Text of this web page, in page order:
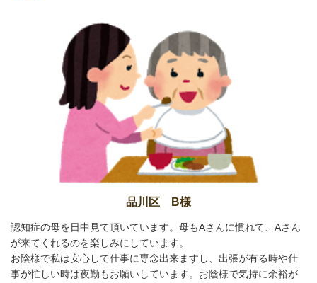
品川区 B様
認知症の母を日中見て頂いています。母もAさんに慣れて、Aさん
が来てくれるのを楽しみにしています。
お陰様で私は安心して仕事に専念出来ますし、出張が有る時や仕
事が忙しい時は夜勤もお願いしています。お陰様で気持に余裕が